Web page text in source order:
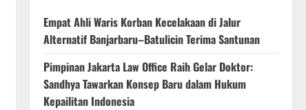
Empat Ahli Waris Korban Kecelakaan di Jalur
Alternatif Banjarbaru–Batulicin Terima Santunan
Pimpinan Jakarta Law Office Raih Gelar Doktor:
Sandhya Tawarkan Konsep Baru dalam Hukum
Kepailitan Indonesia